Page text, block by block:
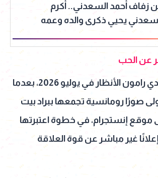
زفاف أحمد السعدني.. أكرم
يحيي ذكرى والده وعمه
بصورة مؤثرة
عن الحب
خطفت إينيس دي رامون الأنظار في يوليو 2026، بعدما
صورًا رومانسية تجمعها ببراد بيت
موقع إنستجرام، في خطوة اعتبرتها
غير مباشر عن قوة العلاقة